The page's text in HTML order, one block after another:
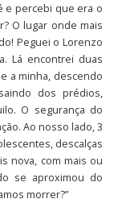
e percebi que era o
O lugar onde mais
Peguei o Lorenzo
Lá encontrei duas
a minha, descendo
dos prédios,
O segurança do
Ao nosso lado, 3
descalças
nova, com mais ou
se aproximou do
morrer?”